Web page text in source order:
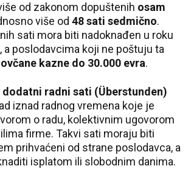
od zakonom dopuštenih osam
više od 48 sati sedmično.
sati mora biti nadoknađen u roku
, a poslodavcima koji ne poštuju ta
kazne do 30.000 evra.
dodatni radni sati (Überstunden)
iznad radnog vremena koje je
o radu, kolektivnim ugovorom
firme. Takvi sati moraju biti
prihvaćeni od strane poslodavca, a
isplatom ili slobodnim danima.